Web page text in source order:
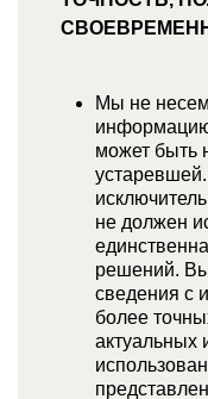
Мы не
может быть
не должен
решений.
сведения с
более
актуальных